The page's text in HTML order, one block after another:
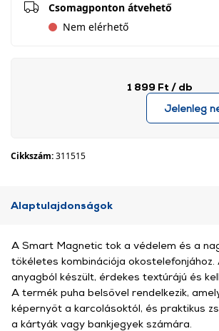
Csomagponton átvehető
Nem elérhető
1 899 Ft / db
Jelenleg
Cikkszám:311515
Alaptulajdonságok
A Smart Magnetic tok a védelem és a
tökéletes kombinációja
anyagból készült, érdekes textúrájú és
A termék puha belsővel rendelkezik,
képernyőt a karcolásoktól, és praktikus
a kártyák vagy bankjegyek számára.